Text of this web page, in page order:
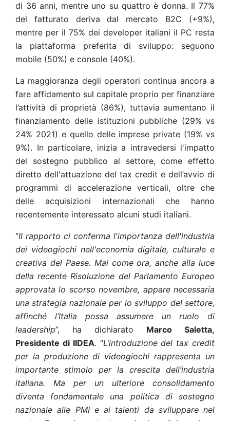
di 36 anni, mentre uno su quattro è donna. Il 77%
del fatturato deriva dal mercato B2C (+9%),
mentre per il 75% dei developer italiani il PC resta
la piattaforma preferita di sviluppo: seguono
mobile (50%) e console (40%).
La maggioranza degli operatori continua ancora a
fare affidamento sul capitale proprio per finanziare
l’attività di proprietà (86%), tuttavia aumentano il
finanziamento delle istituzioni pubbliche (29% vs
24% 2021) e quello delle imprese private (19% vs
9%). In particolare, inizia a intravedersi l'impatto
del sostegno pubblico al settore, come effetto
diretto dell'attuazione del tax credit e dell’avvio di
programmi di accelerazione verticali, oltre che
delle acquisizioni internazionali che hanno
recentemente interessato alcuni studi italiani.
“Il rapporto ci conferma l'importanza dell'industria
dei videogiochi nell'economia digitale, culturale e
creativa del Paese. Mai come ora, anche alla luce
della recente Risoluzione del Parlamento Europeo
approvata lo scorso novembre, appare necessaria
una strategia nazionale per lo sviluppo del settore,
affinché l’Italia possa assumere un ruolo di
leadership”, ha dichiarato Marco Saletta,
Presidente di IIDEA. “L’introduzione del tax credit
per la produzione di videogiochi rappresenta un
importante stimolo per la crescita dell’industria
italiana. Ma per un ulteriore consolidamento
diventa fondamentale una politica di sostegno
nazionale alle PMI e ai talenti da sviluppare nel